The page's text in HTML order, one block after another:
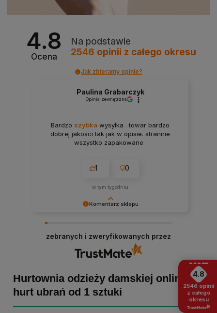
4.8
Ocena
Na podstawie
2546 opinii z całego okresu
Jak zbieramy opinie?
Komentarz sklepu
skrzydeł, dlatego tym bardziej cieszymy się, że
zakup przebiegł pomyślnie. Obiecujemy
utrzymać dobrą passę - zapraszamy ponownie! :)
Paulina Grabarczyk
Opinia zewnętrzna
Bardzo szybka wysyłka . towar bardzo
dobrej jakosci tak jak w opisie. strannie
wszystko zapakowane .
1 0
w tym tygodniu
zebranych i zweryfikowanych przez
Hurtownia odzieży damskiej online -
hurt ubrań od 1 sztuki
4.8
2546 opinii
z całego
okresu